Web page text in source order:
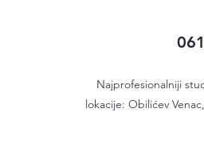
Najprofesionalniji
lokacije: Obilićev